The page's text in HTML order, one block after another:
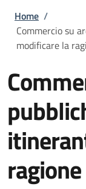
Briciole
Home /
Commercio su
modificare la